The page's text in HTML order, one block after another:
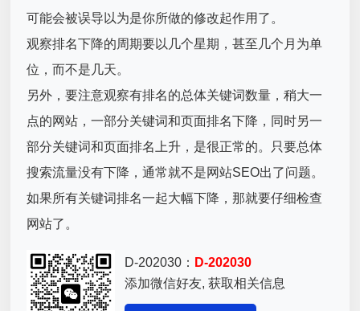
可能会被误导以为是你所做的修改起作用了。
观察排名下降的周期要以几个星期，甚至几个月为单
位，而不是几天。
另外，要注意观察有排名的总体关键词数量，稍大一
点的网站，一部分关键词和页面排名下降，同时另一
部分关键词和页面排名上升，是很正常的。只要总体
搜索流量没有下降，通常就不是网站SEO出了问题。
如果所有关键词排名一起大幅下降，那就要仔细检查
网站了。
D-202030： D-202030
添加微信好友, 获取相关信息